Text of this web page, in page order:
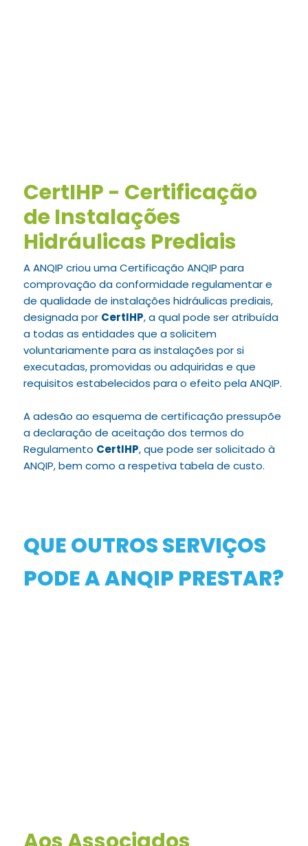
CertIHP - Certificação
de Instalações
Hidráulicas Prediais
A ANQIP criou uma Certificação ANQIP para
comprovação da conformidade regulamentar e
de qualidade de instalações hidráulicas prediais,
designada por CertIHP, a qual pode ser atribuída
a todas as entidades que a solicitem
voluntariamente para as instalações por si
executadas, promovidas ou adquiridas e que
requisitos estabelecidos para o efeito pela ANQIP.
A adesão ao esquema de certificação pressupõe
a declaração de aceitação dos termos do
Regulamento CertIHP, que pode ser solicitado à
ANQIP, bem como a respetiva tabela de custo.
QUE OUTROS SERVIÇOS
PODE A ANQIP PRESTAR?